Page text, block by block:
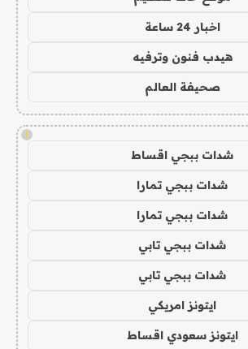
اخبار 24 ساعة
هيدب فنون وترفيه
صحيفة العالم
!
شدات ببجي اقساط
شدات ببجي تمارا
شدات ببجي تمارا
شدات ببجي تابي
شدات ببجي تابي
ايتونز امريكي
ايتونز سعودي اقساط